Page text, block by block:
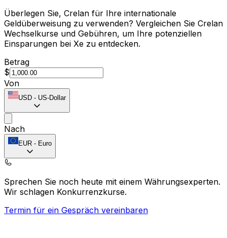
Überlegen Sie, Crelan für Ihre internationale
Geldüberweisung zu verwenden? Vergleichen Sie Crelan
Wechselkurse und Gebühren, um Ihre potenziellen
Einsparungen bei Xe zu entdecken.
Betrag
$
Von
USD - US-Dollar
Nach
EUR - Euro
Sprechen Sie noch heute mit einem Währungsexperten.
Wir schlagen Konkurrenzkurse.
Termin für ein Gespräch vereinbaren